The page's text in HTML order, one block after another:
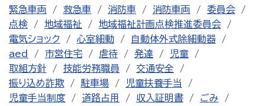
緊急車両
救急車 消防車 消防車両
委員会
点検
地域福祉
地域福祉計画点検推進委員会
電気ショック
心室細動
自動体外式除細動器
aed
市営住宅 虐待 発達
児童
取組方針
技能労務職員
交通安全
振り込め詐欺
駐車場
児童扶養手当
児童手当制度
道路占用 収入証明書 ごみ